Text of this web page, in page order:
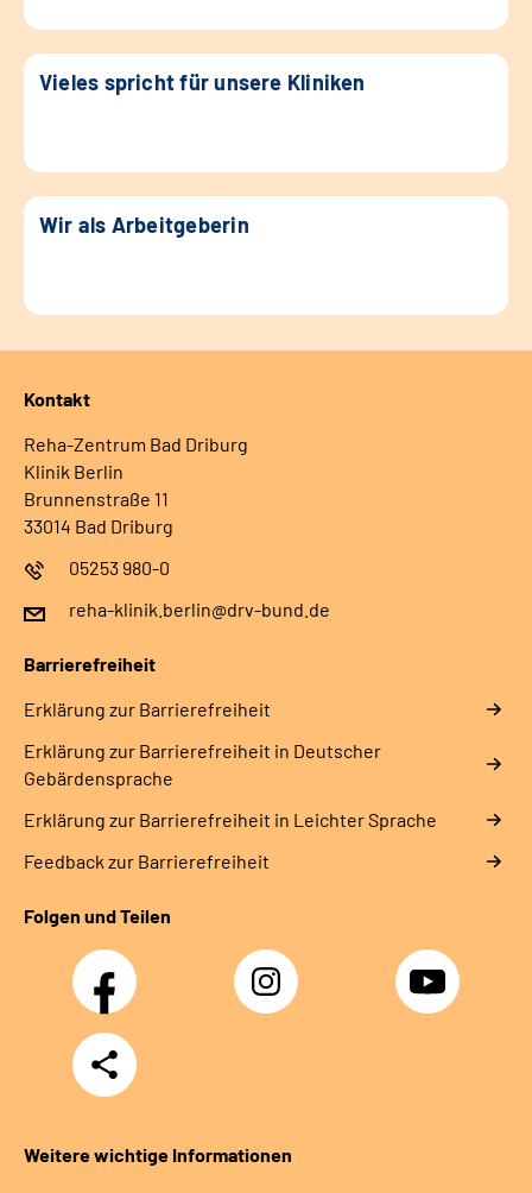
Vieles spricht für unsere Kliniken
Wir als Arbeitgeberin
Kontakt
Reha-Zentrum Bad Driburg
Klinik Berlin
Brunnenstraße 11
33014 Bad Driburg
05253 980-0
reha-klinik.berlin@drv-bund.de
Barrierefreiheit
Erklärung zur Barrierefreiheit
Erklärung zur Barrierefreiheit in Deutscher
Gebärdensprache
Erklärung zur Barrierefreiheit in Leichter Sprache
Feedback zur Barrierefreiheit
Folgen und Teilen
Facebook Instagram YouTube
Teilen
Weitere wichtige Informationen